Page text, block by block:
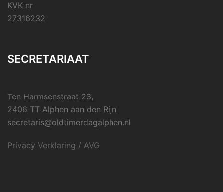
KVK nr
27316232
SECRETARIAAT
Ten Harmsenstraat 23,
2406 TT Alphen aan den Rijn
secretaris@oldtimerdagalphen.nl
Privacy Verklaring / AVG